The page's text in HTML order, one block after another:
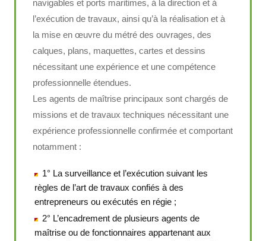
navigables et ports maritimes, à la direction et à
l’exécution de travaux, ainsi qu’à la réalisation et à
la mise en œuvre du métré des ouvrages, des
calques, plans, maquettes, cartes et dessins
nécessitant une expérience et une compétence
professionnelle étendues.
Les agents de maîtrise principaux sont chargés de
missions et de travaux techniques nécessitant une
expérience professionnelle confirmée et comportant
notamment :
1° La surveillance et l’exécution suivant les
règles de l’art de travaux confiés à des
entrepreneurs ou exécutés en régie ;
2° L’encadrement de plusieurs agents de
maîtrise ou de fonctionnaires appartenant aux